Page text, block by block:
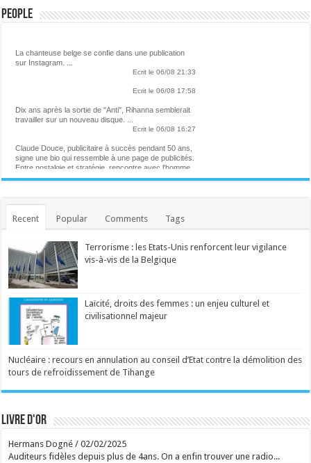
People
Lalibre.be - CULTURE
sur Instagram. ...
travailler sur un nouveau disque. ...
Ecrit le 06/08 16:27
signe une bio qui ressemble à une page de publicités.
Entre nostalgie et stratégie, rencontre avec l'homme
qui a façonné notre imaginaire visuel et un certain
rapport à l'humour, pendant ces dernières décennies.
victimes des incendies en France
La chanteuse belge sera aux côtés de plusieurs
Ecrit le 06/08 13:42
André Le Nôtre, le seul devant qui s'inclinait Louis XIV
Jardinier en chef de Versailles depuis cinquante ans,
Alain Baraton a planté plus de 200 000 arbres. ...
spectres de son enfance ?
Ce film envoûtant explore le trauma de deux frères
ainsi que les traditions de leur peuple autochtone de
l'Est du Canada. Ce mercredi sur grand écran. ...
Venu d'Allemagne, un drame qui étudie les rapports
parents-enfants par le prisme du fantastique. À voir
Ecrit le 05/08 10:55
intense sur la réaction d'un couple face à
Recent Popular Comments Tags
Terrorisme : les Etats-Unis renforcent leur vigilance
vis-à-vis de la Belgique
Laïcité, droits des femmes : un enjeu culturel et
civilisationnel majeur
Nucléaire : recours en annulation au conseil d’Etat contre la démolition des
tours de refroidissement de Tihange
Livre d'or
Hermans Dogné /02/02/2025
Auditeurs fidèles depuis plus de 4ans. On a enfin trouver une radio...